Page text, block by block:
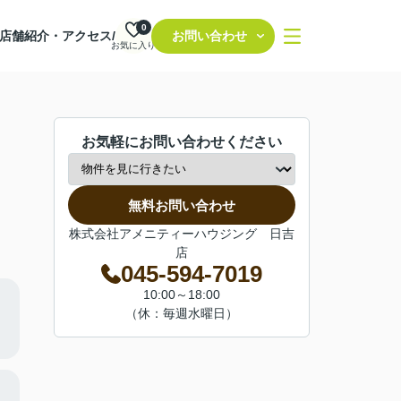
店舗紹介・アクセス/
お気に入り
0
お問い合わせ
お気軽にお問い合わせください
無料お問い合わせ
株式会社アメニティーハウジング 日吉
店
045-594-7019
10:00～18:00
（休：毎週水曜日）